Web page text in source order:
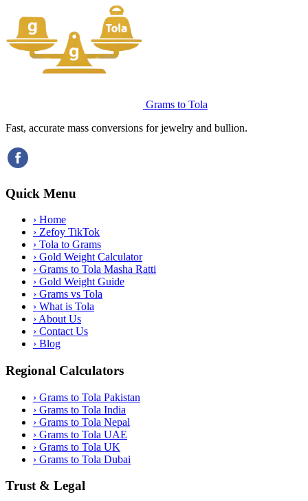
Grams to Tola
Fast, accurate mass conversions for jewelry and bullion.
Quick Menu
› Home
› Zefoy TikTok
› Tola to Grams
› Gold Weight Calculator
› Grams to Tola Masha Ratti
› Gold Weight Guide
› Grams vs Tola
› What is Tola
› About Us
› Contact Us
› Blog
Regional Calculators
› Grams to Tola Pakistan
› Grams to Tola India
› Grams to Tola Nepal
› Grams to Tola UAE
› Grams to Tola UK
› Grams to Tola Dubai
Trust & Legal